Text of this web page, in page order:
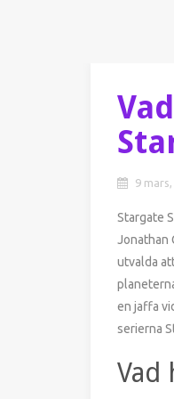
9
Stargate
Jonathan
utvalda
en jaffa
serierna
Vad